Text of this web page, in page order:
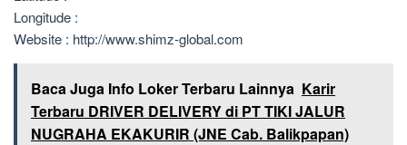
Longitude :
Website : http://www.shimz-global.com
Baca Juga Info Loker Terbaru Lainnya Karir
Terbaru DRIVER DELIVERY di PT TIKI JALUR
NUGRAHA EKAKURIR (JNE Cab. Balikpapan)